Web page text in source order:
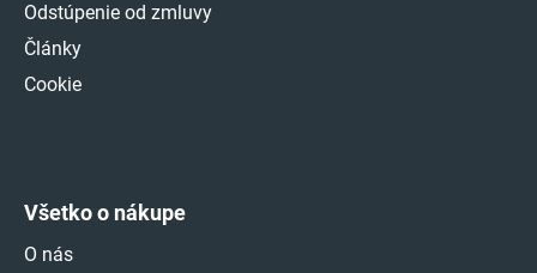
Odstúpenie od zmluvy
Články
Cookie
Všetko o nákupe
O nás